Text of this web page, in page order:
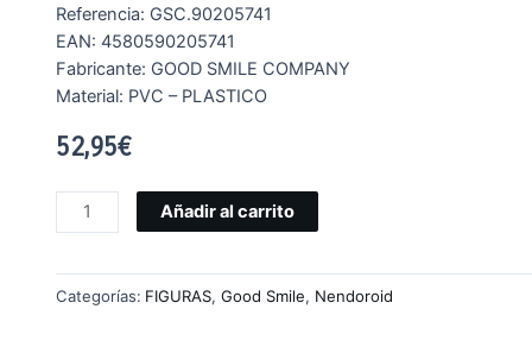
Referencia: GSC.90205741
EAN: 4580590205741
Fabricante: GOOD SMILE COMPANY
Material: PVC – PLASTICO
52,95€
Añadir al carrito
Categorías: FIGURAS, Good Smile, Nendoroid